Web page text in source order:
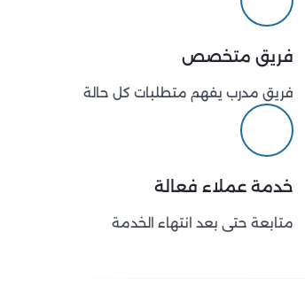
فريق متخصص
فريق مدرب يفهم متطلبات كل حالة
خدمة عملاء فعالة
متابعة حتى بعد انتهاء الخدمة